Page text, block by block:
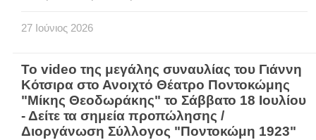
27 Ιούνιος 2026
Το video της μεγάλης συναυλίας του Γιάννη
Κότσιρα στο Ανοιχτό Θέατρο Ποντοκώμης
"Μίκης Θεοδωράκης" το Σάββατο 18 Ιουλίου
- Δείτε τα σημεία προπώλησης /
Διοργάνωση Σύλλογος "Ποντοκώμη 1923"